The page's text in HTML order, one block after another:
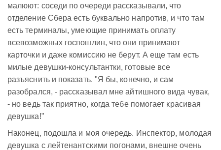
малюют: соседи по очереди рассказывали, что
отделение Сбера есть буквально напротив, и что там
есть терминалы, умеющие принимать оплату
всевозможных госпошлин, что они принимают
карточки и даже комиссию не берут. А еще там есть
милые девушки-консультантки, готовые все
разъяснить и показать. "Я бы, конечно, и сам
разобрался, - рассказывал мне айтишного вида чувак,
- но ведь так приятно, когда тебе помогает красивая
девушка!"
Наконец, подошла и моя очередь. Инспектор, молодая
девушка с лейтенантскими погонами, внешне очень